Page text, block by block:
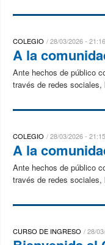
COLEGIO 28/03/2026 - 21:16
A la
Ante hechos de público
través de redes
COLEGIO 28/03/2026 - 21:15
A la
Ante hechos de público
través de redes
CURSO DE INGRESO 28/